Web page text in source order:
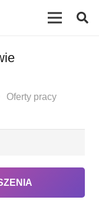
Oferty pracy